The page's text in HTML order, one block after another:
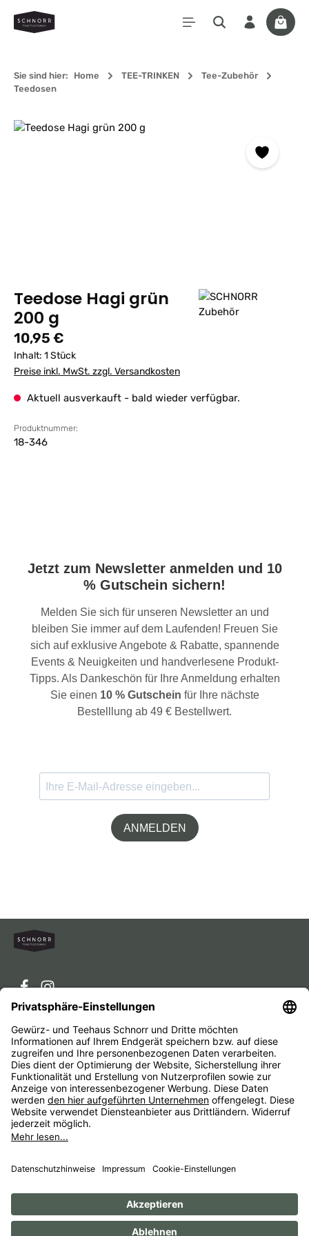
Zum Hauptinhalt springen
Sie sind hier: Home TEE-TRINKEN
Tee-Zubehör
Teedosen
Bildergalerie überspringen
Teedose Hagi grün
200 g
Regulärer Preis:
10,95 €
Inhalt: 1 Stück
Preise inkl. MwSt. zzgl. Versandkosten
Aktuell ausverkauft - bald wieder verfügbar.
Produktnummer:
18-346
Jetzt zum Newsletter anmelden und 10
% Gutschein sichern!
Melden Sie sich für unseren Newsletter an und
bleiben Sie immer auf dem Laufenden! Freuen Sie
sich auf exklusive Angebote & Rabatte, spannende
Events & Neuigkeiten und handverlesene Produkt-
Tipps. Als Dankeschön für Ihre Anmeldung erhalten
Sie einen 10 % Gutschein für Ihre nächste
Bestelllung ab 49 € Bestellwert.
ANMELDEN
Service-Hotline
Service
Unternehmen
Alle Preise inkl. gesetzl. Mehrwertsteuer zzgl.
anders angegeben.
ImpressumAGBWiderrufsbelehrungenDatenschutz
Barrierefreiheit